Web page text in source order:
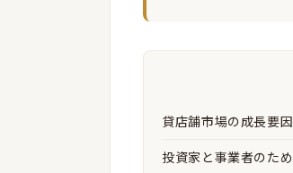
貸店舗市場の成長要因
投資家と事業者のた